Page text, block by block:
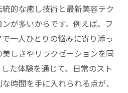
テを見極めるチェックポイ
要なカウンセリングの質
選択で意識したい安全性
ステ選びの秘訣を紹介
なら浅草橋のエステへ
的な癒し技術と最新美容テク
が多いからです。例えば、フ
一人ひとりの悩みに寄り添っ
しさやリラクゼーションを同
た体験を通じて、日常のスト
時間を手に入れられる点が、